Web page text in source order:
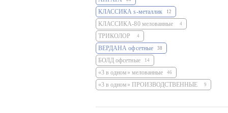
КЛАССИКА s-металлик 12
КЛАССИКА-80 мелованные 4
ТРИКОЛОР 4
ВЕРДАНА офсетные 38
БОЛД офсетные 14
«3 в одном» мелованные 46
«3 в одном» ПРОИЗВОДСТВЕННЫЕ 9